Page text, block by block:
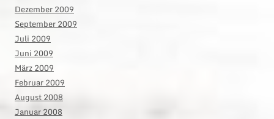
Dezember 2009
September 2009
Juli 2009
Juni 2009
März 2009
Februar 2009
August 2008
Januar 2008